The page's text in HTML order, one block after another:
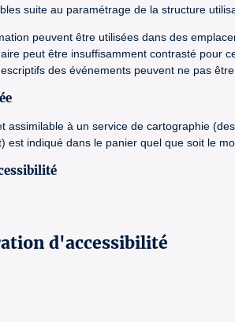
suite au paramétrage de la structure
peuvent être utilisées dans des
peut être insuffisamment contrasté pour
des événements peuvent ne pas
assimilable à un service de cartographie
indiqué dans le panier quel que soit le
d'accessibilité